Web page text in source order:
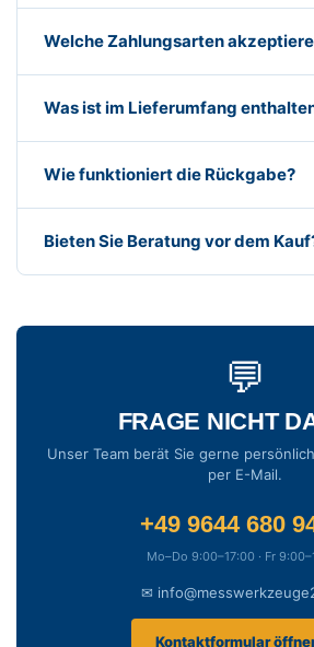
Welche Zahlungsarten
Was ist im Lieferumfang
Wie funktioniert die Rückgabe?
Bieten Sie Beratung vor dem
💬
FRAGE NICHT
Unser Team berät Sie gerne
per E-Mail.
+49 9644 680
Mo–Do 9:00–17:00 · Fr
✉
Kontaktformular